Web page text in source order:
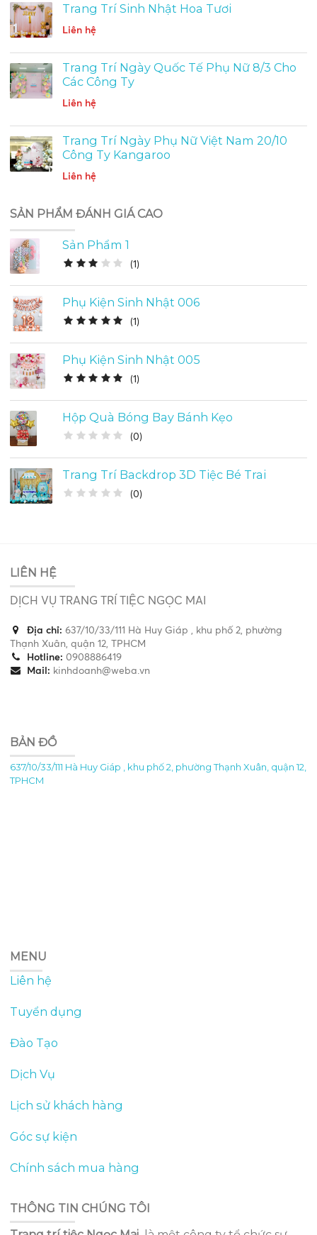
Trang Trí Sinh Nhật Hoa Tươi
Liên hệ
Trang Trí Ngày Quốc Tế Phụ Nữ 8/3 Cho
Các Công Ty
Liên hệ
Trang Trí Ngày Phụ Nữ Việt Nam 20/10
Công Ty Kangaroo
Liên hệ
SẢN PHẨM ĐÁNH GIÁ CAO
Sản Phẩm 1
(1)
Phụ Kiện Sinh Nhật 006
(1)
Phụ Kiện Sinh Nhật 005
(1)
Hộp Quà Bóng Bay Bánh Kẹo
(0)
Trang Trí Backdrop 3D Tiệc Bé Trai
(0)
LIÊN HỆ
DỊCH VỤ TRANG TRÍ TIỆC NGỌC MAI
Địa chỉ:637/10/33/111 Hà Huy Giáp , khu phố 2, phường
Thạnh Xuân, quận 12, TPHCM
Hotline: 0908886419
Mail: kinhdoanh@weba.vn
BẢN ĐỒ
637/10/33/111 Hà Huy Giáp , khu phố 2, phường Thạnh Xuân, quận 12,
TPHCM
MENU
Liên hệ
Tuyển dụng
Đào Tạo
Dịch Vụ
Lịch sử khách hàng
Góc sự kiện
Chính sách mua hàng
THÔNG TIN CHÚNG TÔI